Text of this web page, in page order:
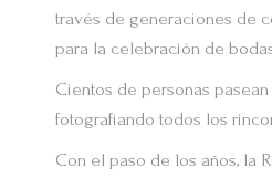
través de generaciones de
para la celebración de
Cientos de personas
fotografiando todos los
Con el paso de los años, la